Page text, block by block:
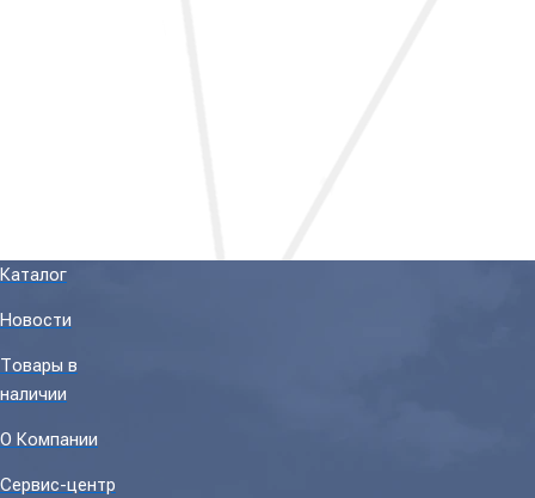
Каталог
Новости
Товары в
наличии
О Компании
Сервис-центр